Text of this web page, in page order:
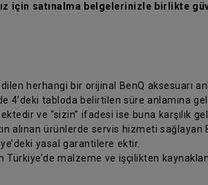
için satınalma belgelerinizle birlikte
herhangi bir orijinal BenQ aksesuarı
4’deki tabloda belirtilen süre anlamına
ve “sizin” ifadesi ise buna karşılık
alınan ürünlerde servis hizmeti sağlayan
yasal garantilere ektir.
malzeme ve işçilikten